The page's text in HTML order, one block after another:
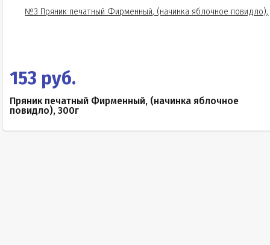
153 руб.
Пряник печатный Фирменный, (начинка яблочное
повидло), 300г